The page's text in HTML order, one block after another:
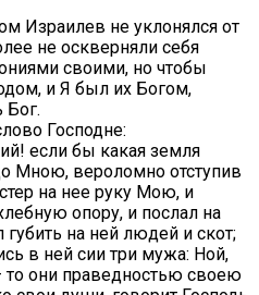
Израилев не уклонялся от
не оскверняли себя
своими, но чтобы
и Я был их Богом,
Бог.
Господне:
если бы какая земля
Мною, вероломно отступив
на нее руку Мою, и
опору, и послал на
губить на ней людей и скот;
в ней сии три мужа: Ной,
они праведностью своею